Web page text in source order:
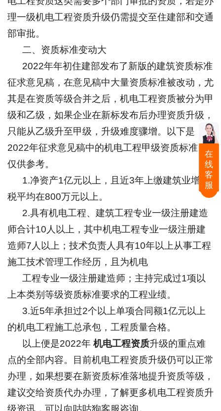
理一级机电工程资质升级仍需提交至住建部和交通
部审批。
二、资质标准变动大
2022年年初住建部发布了新版的建筑资质标准
征求意见稿，在意见稿中大量资质标准被改动，尤
其是在资质等级合并之后，机电工程资质被分为甲
级和乙级，如果企业在新标发布后办理资质升级，
只能从乙级升至甲级，升级难度骤增。以下是
2022年征求意见稿中的机电工程甲级资质标准，
仅供参考。
1.净资产1亿元以上，且近3年上缴建筑业增值
税平均在800万元以上。
2.具有机电工程、建筑工程专业一级注册建造
师合计10人以上，其中机电工程专业一级注册建
造师7人以上；技术负责人具有10年以上从事工程
施工技术管理工作经历，且为机电
工程专业一级注册建造师；主持完成过1项以
上本类别等级资质标准要求的工程业绩。
3.近5年承担过2个以上单项合同额1亿元以上
的机电工程施工总承包，工程质量合格。
以上便是2022年 机电工程资质升级的重点难
点的全部内容。目前机电工程资质升级仍可以正常
办理，如果想要在新资质标准落地提升资质等级，
建议交给资质代办办理，了解更多机电工程资质升
在
线
客
服